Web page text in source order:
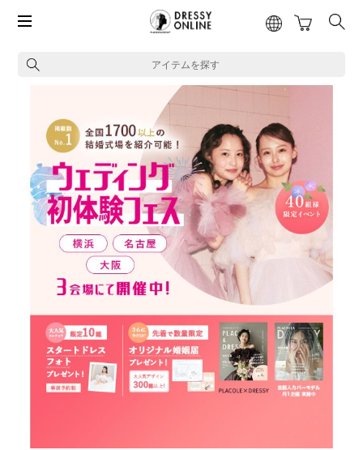
アイテムを探す